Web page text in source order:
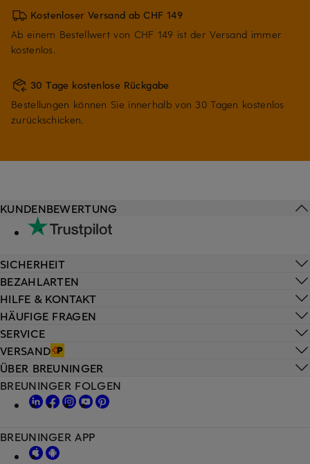
Kostenloser Versand ab CHF 149
Ab einem Bestellwert von CHF 149 ist der Versand immer
kostenlos.
30 Tage kostenlose Rückgabe
Bestellungen können Sie innerhalb von 30 Tagen kostenlos
zurückschicken.
HILFE & KONTAKT
HÄUFIGE FRAGEN
SERVICE
VERSAND
KUNDENBEWERTUNG
SICHERHEIT
BEZAHLARTEN
ÜBER BREUNINGER
BREUNINGER FOLGEN
BREUNINGER APP